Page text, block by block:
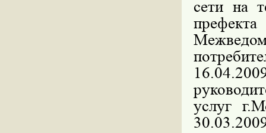
сети на
услуг